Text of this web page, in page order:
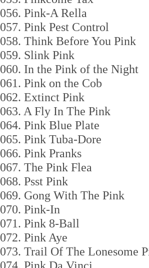
056. Pink-A Rella
057. Pink Pest Control
058. Think Before You Pink
059. Slink Pink
060. In the Pink of the Night
061. Pink on the Cob
062. Extinct Pink
063. A Fly In The Pink
064. Pink Blue Plate
065. Pink Tuba-Dore
066. Pink Pranks
067. The Pink Flea
068. Psst Pink
069. Gong With The Pink
070. Pink-In
071. Pink 8-Ball
072. Pink Aye
073. Trail Of The Lonesome
074. Pink Da Vinci